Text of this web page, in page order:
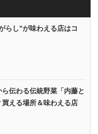
らし”が味わえる店はコ
伝わる伝統野菜「内藤と
買える場所＆味わえる店